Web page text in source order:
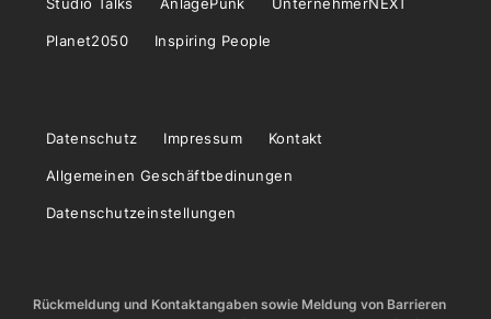
Planet2050 Inspiring People
Datenschutz Impressum Kontakt
Allgemeinen Geschäftbedinungen
Datenschutzeinstellungen
Rückmeldung und Kontaktangaben sowie Meldung von Barrieren